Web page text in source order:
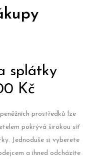
splátky
Kč
prostředků lze
pokrývá širokou síť
Jednoduše si vyberete
a ihned odcházíte